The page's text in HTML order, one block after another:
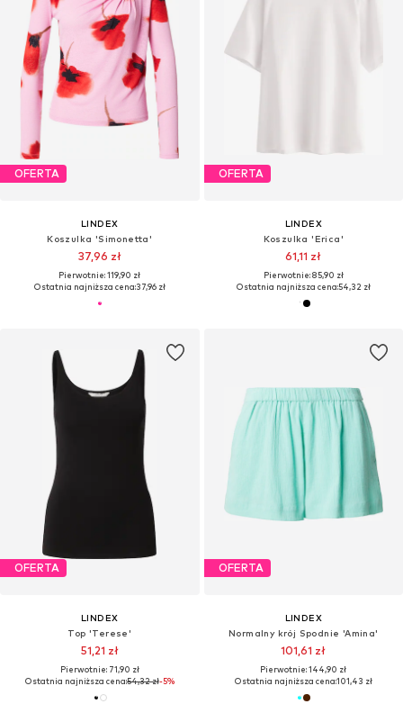
OFERTA
LINDEX
Koszulka 'Simonetta'
37,96 zł
Pierwotnie: 119,90 zł
Ostatnia najniższa cena:37,96 zł
OFERTA
LINDEX
Koszulka 'Erica'
61,11 zł
Pierwotnie: 85,90 zł
Ostatnia najniższa cena:54,32 zł
OFERTA
LINDEX
Top 'Terese'
51,21 zł
Pierwotnie: 71,90 zł
Ostatnia najniższa cena:54,32 zł-5%
OFERTA
LINDEX
Normalny krój Spodnie 'Amina'
101,61 zł
Pierwotnie: 144,90 zł
Ostatnia najniższa cena:101,43 zł